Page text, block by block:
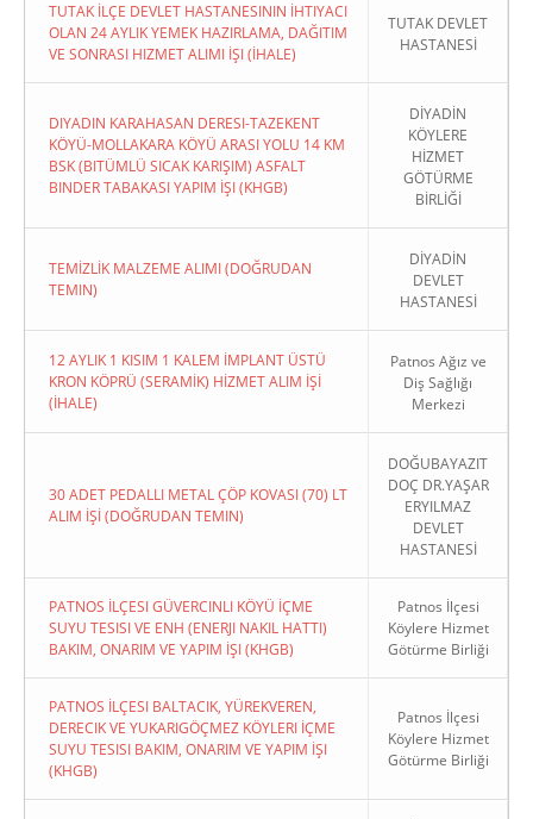
TUTAK İLÇE DEVLET HASTANESININ İHTIYACI
OLAN 24 AYLIK YEMEK HAZIRLAMA, DAĞITIM
VE SONRASI HIZMET ALIMI İŞI (İHALE)
TUTAK DEVLET
HASTANESİ
DIYADIN KARAHASAN DERESI-TAZEKENT
KÖYÜ-MOLLAKARA KÖYÜ ARASI YOLU 14 KM
BSK (BITÜMLÜ SICAK KARIŞIM) ASFALT
BINDER TABAKASI YAPIM İŞI (KHGB)
DİYADİN
KÖYLERE
HİZMET
GÖTÜRME
BİRLİĞİ
TEMİZLİK MALZEME ALIMI (DOĞRUDAN
TEMIN)
DİYADİN
DEVLET
HASTANESİ
12 AYLIK 1 KISIM 1 KALEM İMPLANT ÜSTÜ
KRON KÖPRÜ (SERAMİK) HİZMET ALIM İŞİ
(İHALE)
Patnos Ağız ve
Diş Sağlığı
Merkezi
30 ADET PEDALLI METAL ÇÖP KOVASI (70) LT
ALIM İŞİ (DOĞRUDAN TEMIN)
DOĞUBAYAZIT
DOÇ DR.YAŞAR
ERYILMAZ
DEVLET
HASTANESİ
PATNOS İLÇESI GÜVERCINLI KÖYÜ İÇME
SUYU TESISI VE ENH (ENERJI NAKIL HATTI)
BAKIM, ONARIM VE YAPIM İŞI (KHGB)
Patnos İlçesi
Köylere Hizmet
Götürme Birliği
PATNOS İLÇESI BALTACIK, YÜREKVEREN,
DERECIK VE YUKARIGÖÇMEZ KÖYLERI İÇME
SUYU TESISI BAKIM, ONARIM VE YAPIM İŞI
(KHGB)
Patnos İlçesi
Köylere Hizmet
Götürme Birliği